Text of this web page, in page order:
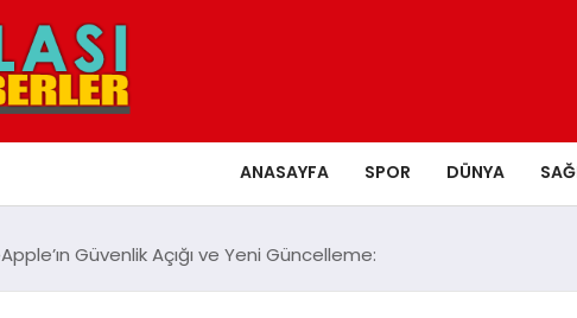
ANASAYFA SPOR DÜNYA
Apple’ın Güvenlik Açığı ve Yeni Güncelleme: